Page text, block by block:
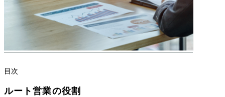
目次
ルート営業の役割